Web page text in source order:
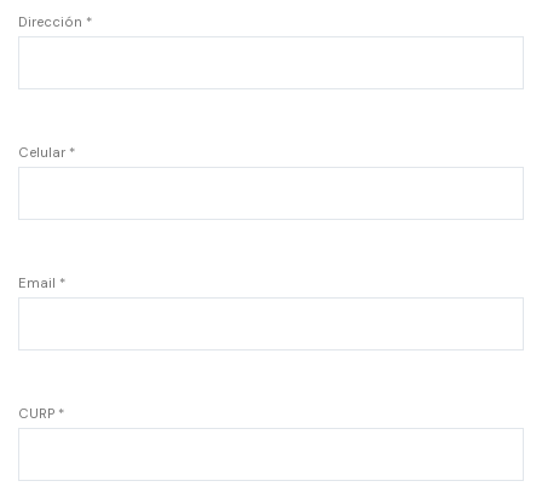
Dirección *
Celular *
Email *
CURP *